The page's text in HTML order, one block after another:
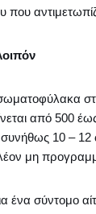
που
από 500
συνήθως 10 –
μη
ένα σύντομο